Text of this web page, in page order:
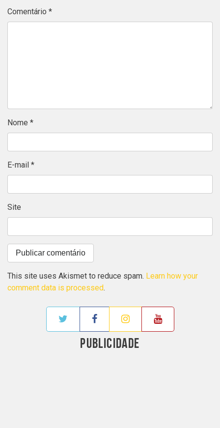
Comentário *
Nome *
E-mail *
Site
This site uses Akismet to reduce spam. Learn how your
comment data is processed.
PUBLICIDADE